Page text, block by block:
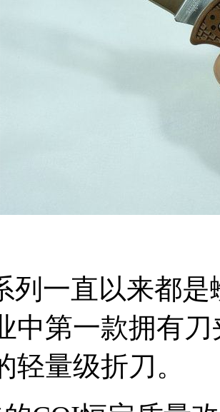
列一直以来都
中第一款拥有
轻量级折刀。